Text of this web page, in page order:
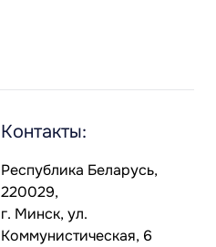
Контакты:
Республика Беларусь,
220029,
г. Минск, ул.
Коммунистическая, 6